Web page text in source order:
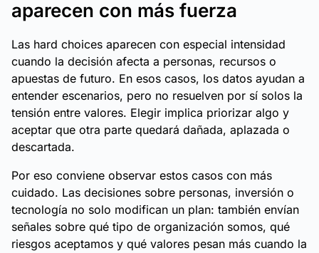
aparecen con más fuerza
Las hard choices aparecen con especial intensidad
cuando la decisión afecta a personas, recursos o
apuestas de futuro. En esos casos, los datos ayudan a
entender escenarios, pero no resuelven por sí solos la
tensión entre valores. Elegir implica priorizar algo y
aceptar que otra parte quedará dañada, aplazada o
descartada.
Por eso conviene observar estos casos con más
cuidado. Las decisiones sobre personas, inversión o
tecnología no solo modifican un plan: también envían
señales sobre qué tipo de organización somos, qué
riesgos aceptamos y qué valores pesan más cuando la